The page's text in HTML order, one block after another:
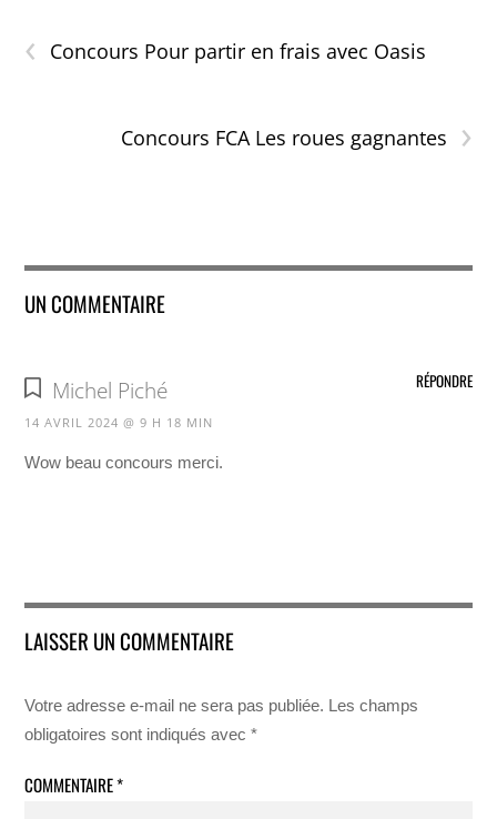
‹ Concours Pour partir en frais avec Oasis
›
Concours FCA Les roues gagnantes
UN COMMENTAIRE
Michel Piché
14 AVRIL 2024 @ 9 H 18 MIN
Wow beau concours merci.
RÉPONDRE
LAISSER UN COMMENTAIRE
Votre adresse e-mail ne sera pas publiée. Les champs
obligatoires sont indiqués avec*
COMMENTAIRE*